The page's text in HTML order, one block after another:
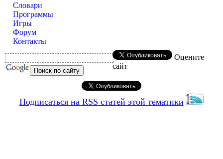
Словари
Программы
Игры
Форум
Контакты
Оцените
сайт
Подписаться на RSS статей этой тематики